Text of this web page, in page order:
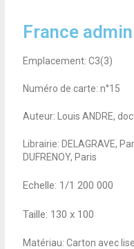
France
Emplacement: C3(3)
Numéro de carte: n°15
Auteur: Louis ANDRE,
Librairie: DELAGRAVE,
DUFRENOY, Paris
Echelle: 1/1 200 000
Taille: 130 x 100
Matériau: Carton avec